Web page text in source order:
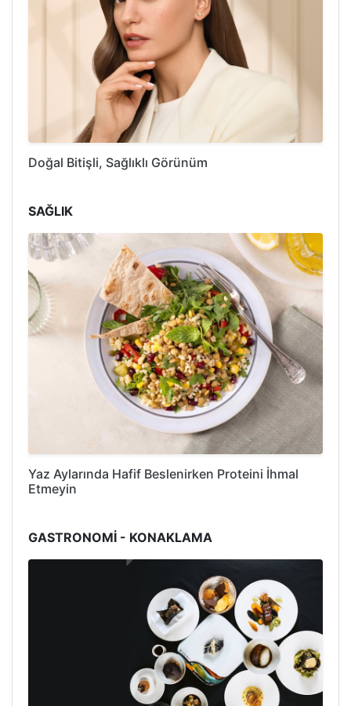
Doğal Bitişli, Sağlıklı Görünüm
SAĞLIK
Yaz Aylarında Hafif Beslenirken Proteini İhmal
Etmeyin
GASTRONOMİ - KONAKLAMA